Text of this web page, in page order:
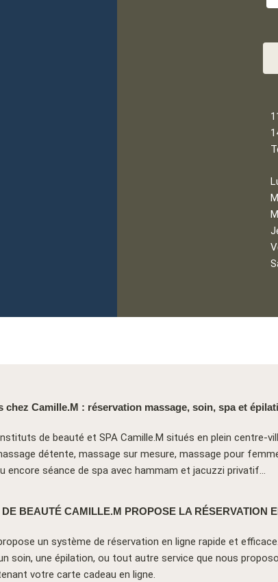
chez Camille.M : réservation massage, soin, spa et
de beauté et SPA Camille.M situés en plein centre-
détente, massage sur mesure, massage pour
encore séance de spa avec hammam et jacuzzi privatif…
BEAUTÉ CAMILLE.M PROPOSE LA RÉSERVATION
un système de réservation en ligne rapide et
soin, une épilation, ou tout autre service que nous
votre carte cadeau en ligne.